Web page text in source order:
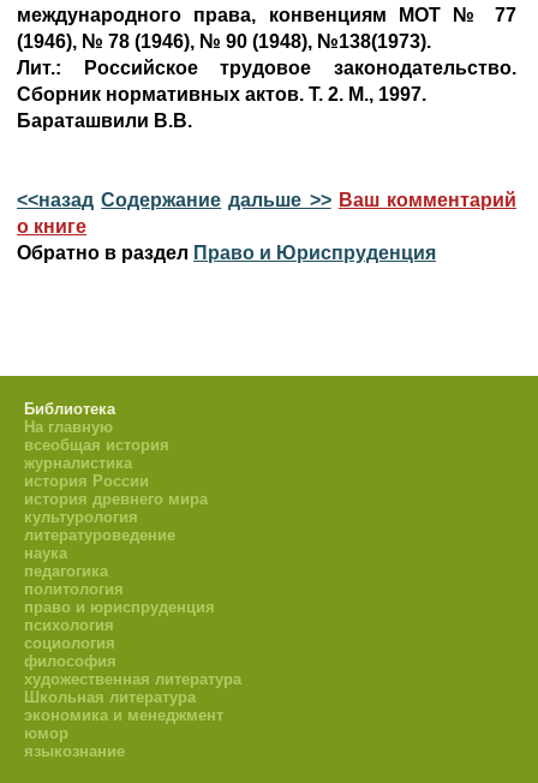
международного права, конвенциям МОТ № 77
(1946), № 78 (1946), № 90 (1948), №138(1973).
Лит.: Российское трудовое законодательство.
Сборник нормативных актов. Т. 2. М., 1997.
Бараташвили В.В.
<<назад Содержание дальше >> Ваш комментарий
о книге
Обратно в раздел Право и Юриспруденция
Библиотека
На главную
всеобщая история
журналистика
история России
история древнего мира
культурология
литературоведение
наука
педагогика
политология
право и юриспруденция
психология
социология
философия
художественная литература
Школьная литература
экономика и менеджмент
юмор
языкознание